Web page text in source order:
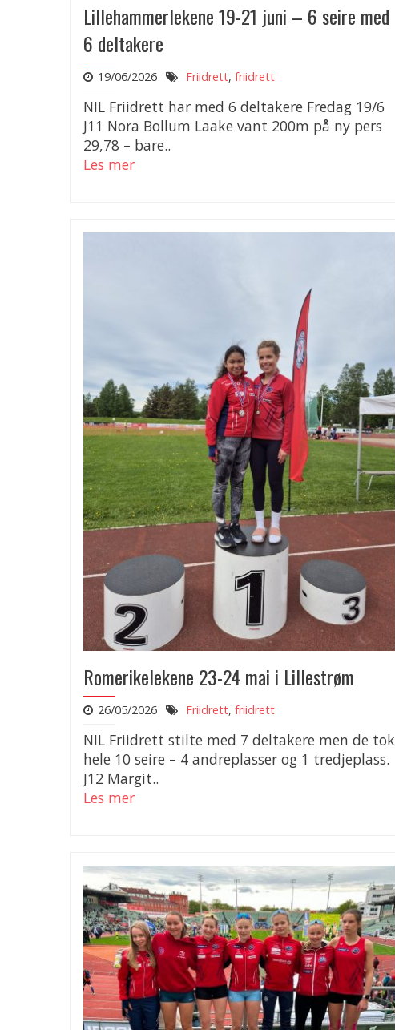
Lillehammerlekene 19-21 juni – 6 seire med
6 deltakere
19/06/2026 Friidrett, friidrett
NIL Friidrett har med 6 deltakere Fredag 19/6
J11 Nora Bollum Laake vant 200m på ny pers
29,78 – bare..
Les mer
Romerikelekene 23-24 mai i Lillestrøm
26/05/2026 Friidrett, friidrett
NIL Friidrett stilte med 7 deltakere men de tok
hele 10 seire – 4 andreplasser og 1 tredjeplass.
J12 Margit..
Les mer